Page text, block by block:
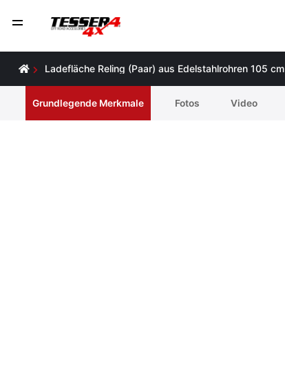
Ladefläche Reling (Paar) aus Edelstahlrohren 105 cm
Grundlegende Merkmale Fotos Video